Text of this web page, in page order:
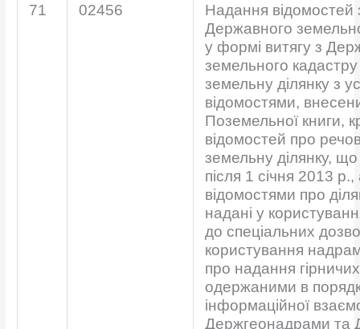
71 02456
Надання відомостей
Державного
у формі витягу з
земельного
земельну ділянку з
відомостями,
Поземельної книги,
відомостей про
земельну ділянку,
після 1 січня 2013
відомостями про
надані у
до спеціальних
користування
про надання гірничих
одержаними в
інформаційної
Держгеонадрами та